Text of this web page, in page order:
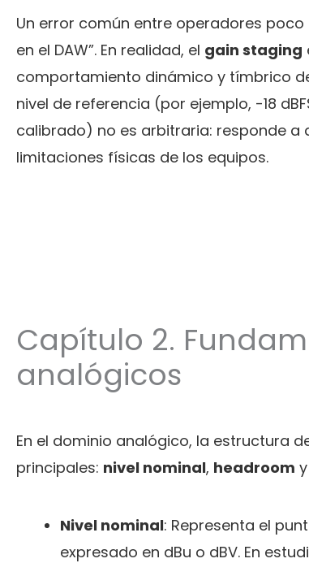
Un error común entre operadores
en el DAW”. En realidad, el gain staging
comportamiento dinámico y tímbrico
nivel de referencia (por ejemplo, -18
calibrado) no es arbitraria: responde
limitaciones físicas de los equipos.
Capítulo 2.
analógicos
En el dominio analógico, la estructura
principales: nivel nominal, headroom y
Nivel nominal: Representa el
expresado en dBu o dBV. En